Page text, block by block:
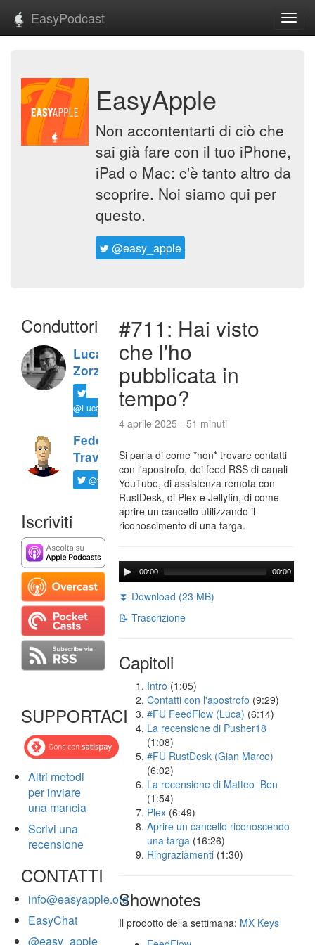
EasyPodcast
EasyApple
Non accontentarti di ciò che
sai già fare con il tuo iPhone,
iPad o Mac: c'è tanto altro da
scoprire. Noi siamo qui per
questo.
@easy_apple
Conduttori
Luca
Zorzi
@LucaTNT
Federico
Travaini
@ftrava
Iscriviti
SUPPORTACI
Altri metodi
per inviare
una mancia
Scrivi una
recensione
CONTATTI
info@easyapple.org
EasyChat
@easy_apple
#711: Hai visto
che l'ho
pubblicata in
tempo?
4 aprile 2025 - 51 minuti
Si parla di come *non* trovare contatti
con l'apostrofo, dei feed RSS di canali
YouTube, di assistenza remota con
RustDesk, di Plex e Jellyfin, di come
aprire un cancello utilizzando il
riconoscimento di una targa.
00:00 00:00
⏬ Download (23 MB)
📝 Trascrizione
Capitoli
Intro (1:05)
Contatti con l'apostrofo (9:29)
#FU FeedFlow (Luca) (6:14)
La recensione di Pusher18
(1:08)
#FU RustDesk (Gian Marco)
(6:02)
La recensione di Matteo_Ben
(1:54)
Plex (6:49)
Aprire un cancello riconoscendo
una targa (16:26)
Ringraziamenti (1:30)
Shownotes
Il prodotto della settimana: MX Keys